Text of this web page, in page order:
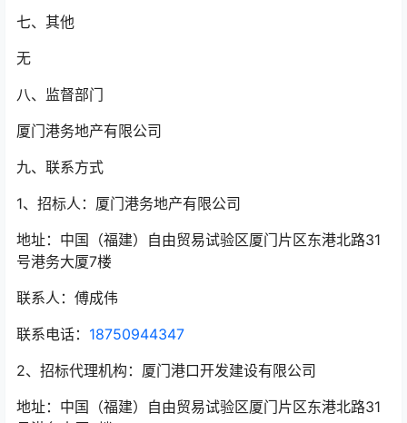
七、其他
无
八、监督部门
厦门港务地产有限公司
九、联系方式
1、招标人：厦门港务地产有限公司
地址：中国（福建）自由贸易试验区厦门片区东港北路31
号港务大厦7楼
联系人：傅成伟
联系电话： 18750944347
2、招标代理机构：厦门港口开发建设有限公司
地址：中国（福建）自由贸易试验区厦门片区东港北路31